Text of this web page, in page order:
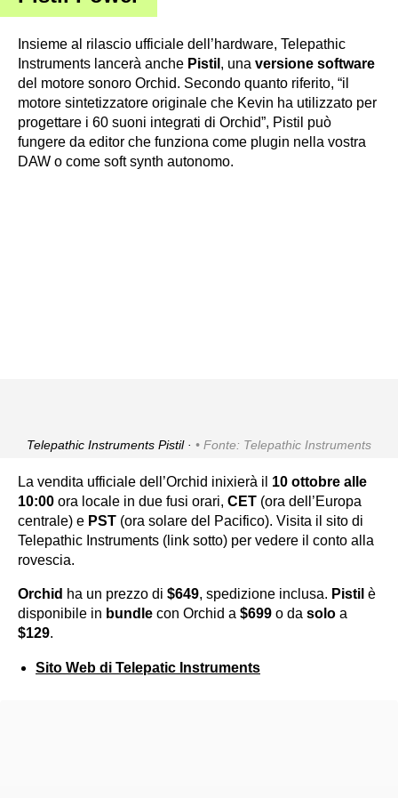
Insieme al rilascio ufficiale dell’hardware, Telepathic
Instruments lancerà anche Pistil , una versione software
del motore sonoro Orchid. Secondo quanto riferito, “il
motore sintetizzatore originale che Kevin ha utilizzato per
progettare i 60 suoni integrati di Orchid”, Pistil può
fungere da editor che funziona come plugin nella vostra
DAW o come soft synth autonomo.
Telepathic Instruments Pistil · Fonte: Telepathic Instruments
La vendita ufficiale dell’Orchid inixierà il 10 ottobre alle
10:00 ora locale in due fusi orari, CET (ora dell’Europa
centrale) e PST (ora solare del Pacifico). Visita il sito di
Telepathic Instruments (link sotto) per vedere il conto alla
rovescia.
Orchid ha un prezzo di $649, spedizione inclusa. Pistil è
disponibile in bundle con Orchid a $699 o da solo a
$129.
Sito Web di Telepatic Instruments